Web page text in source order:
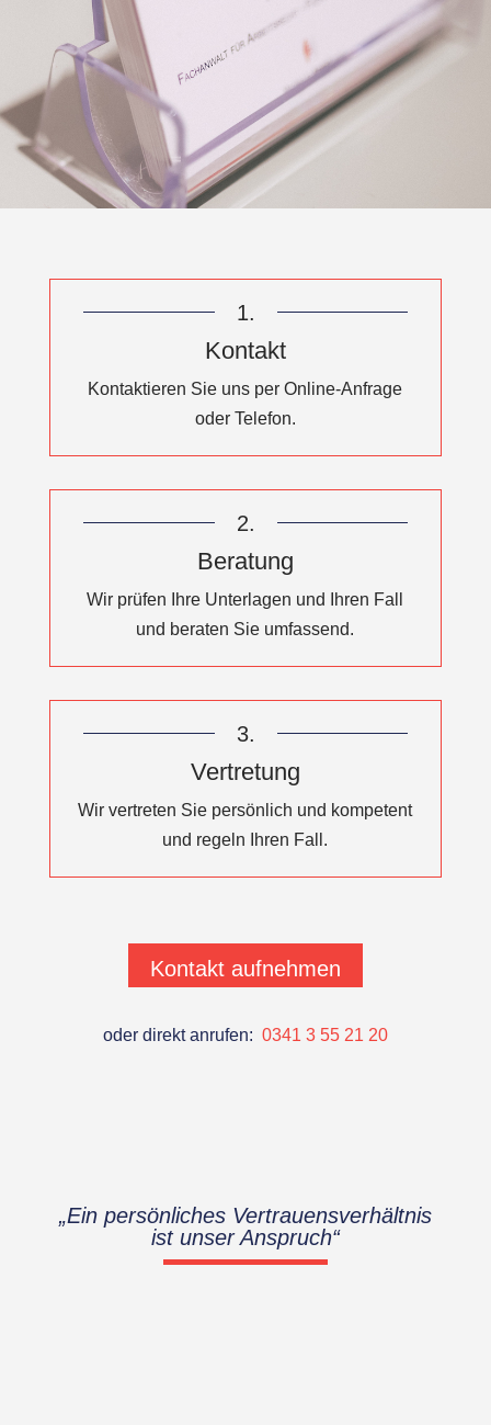
1.
Kontakt
Kontaktieren Sie uns per Online-Anfrage
oder Telefon.
2.
Beratung
Wir prüfen Ihre Unterlagen und Ihren Fall
und beraten Sie umfassend.
3.
Vertretung
Wir vertreten Sie persönlich und kompetent
und regeln Ihren Fall.
Kontakt aufnehmen
oder direkt anrufen: 0341 3 55 21 20
„Ein persönliches Vertrauensverhältnis
ist unser Anspruch“